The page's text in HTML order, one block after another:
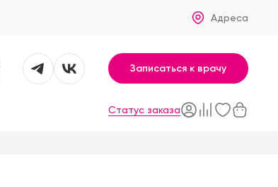
Адреса
Записаться к врачу
Статус заказа